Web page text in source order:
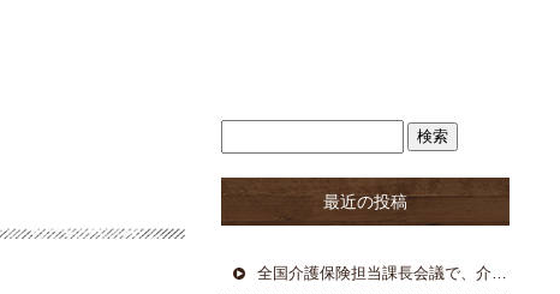
最近の投稿
全国介護保険担当課長会議で、介護行政の現状が共有される